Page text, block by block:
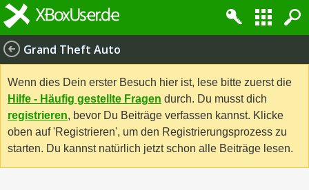
Grand Theft Auto
Wenn dies Dein erster Besuch hier ist, lese bitte zuerst die
Hilfe - Häufig gestellte Fragen durch. Du musst dich
registrieren, bevor Du Beiträge verfassen kannst. Klicke
oben auf 'Registrieren', um den Registrierungsprozess zu
starten. Du kannst natürlich jetzt schon alle Beiträge lesen.